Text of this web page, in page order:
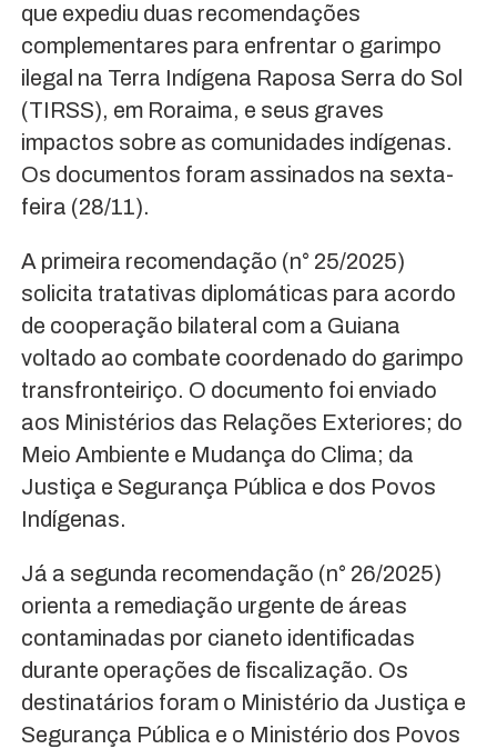
que expediu duas recomendações
complementares para enfrentar o garimpo
ilegal na Terra Indígena Raposa Serra do Sol
(TIRSS), em Roraima, e seus graves
impactos sobre as comunidades indígenas.
Os documentos foram assinados na sexta-
feira (28/11).
A primeira recomendação (n° 25/2025)
solicita tratativas diplomáticas para acordo
de cooperação bilateral com a Guiana
voltado ao combate coordenado do garimpo
transfronteiriço. O documento foi enviado
aos Ministérios das Relações Exteriores; do
Meio Ambiente e Mudança do Clima; da
Justiça e Segurança Pública e dos Povos
Indígenas.
Já a segunda recomendação (n° 26/2025)
orienta a remediação urgente de áreas
contaminadas por cianeto identificadas
durante operações de fiscalização. Os
destinatários foram o Ministério da Justiça e
Segurança Pública e o Ministério dos Povos